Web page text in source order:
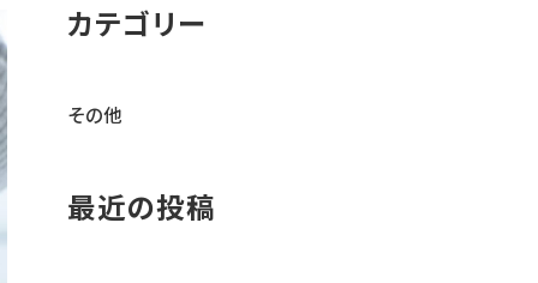
カテゴリー
その他
最近の投稿